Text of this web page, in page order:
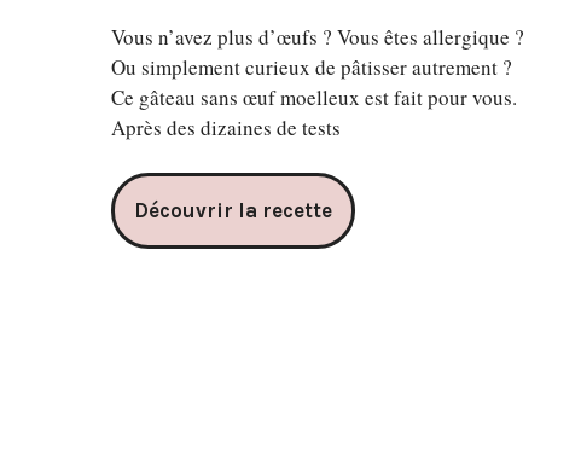
Vous n’avez plus d’œufs ? Vous êtes allergique ?
Ou simplement curieux de pâtisser autrement ?
Ce gâteau sans œuf moelleux est fait pour vous.
Après des dizaines de tests
Découvrir la recette